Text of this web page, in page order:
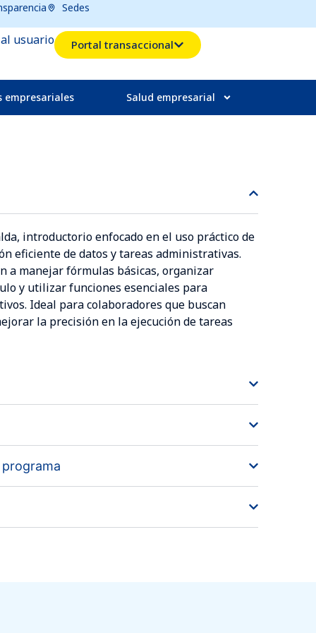
Sedes
usuario Portal transaccional
empresariales Salud empresarial
introductorio enfocado en el uso práctico de
eficiente de datos y tareas administrativas.
a manejar fórmulas básicas, organizar
y utilizar funciones esenciales para
Ideal para colaboradores que buscan
la precisión en la ejecución de tareas